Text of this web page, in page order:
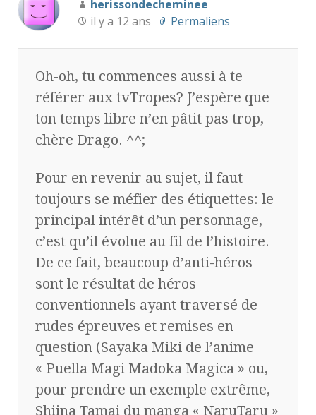
herissondecheminee
il y a 12 ans
Permaliens
Oh-oh, tu commences aussi à te
référer aux tvTropes? J’espère que
ton temps libre n’en pâtit pas trop,
chère Drago. ^^;
Pour en revenir au sujet, il faut
toujours se méfier des étiquettes: le
principal intérêt d’un personnage,
c’est qu’il évolue au fil de l’histoire.
De ce fait, beaucoup d’anti-héros
sont le résultat de héros
conventionnels ayant traversé de
rudes épreuves et remises en
question (Sayaka Miki de l’anime
« Puella Magi Madoka Magica » ou,
pour prendre un exemple extrême,
Shiina Tamai du manga « NaruTaru »